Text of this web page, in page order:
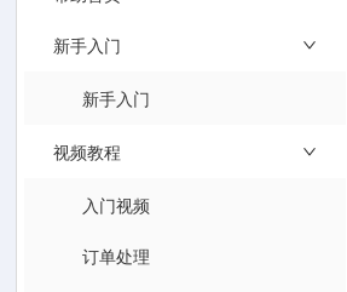
新手入门
新手入门
视频教程
入门视频
订单处理